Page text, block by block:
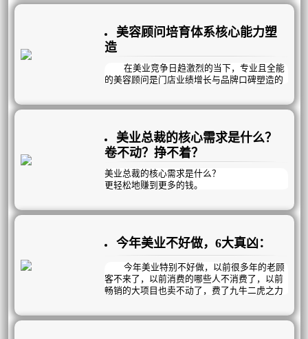
同样的服务内容和产品在不同的美容院价
几十元至上千元不等……。而许多生产企业给
产品订价，也存在成本利润比例失调，再加之
销售环节的层层加价，产品到了终端市场，价
格已无合理性可言。
美容顾问培育体系核心能力塑
造
在美业竞争日趋激烈的当下，专业且全能
的美容顾问是门店业绩增长与品牌口碑塑造的
美业总裁的核心需求是什么？
卷不动？挣不着？
美业总裁的核心需求是什么？
更轻松地赚到更多的钱‌。
但靠短期促销和价格战，无非是透支未来业
真正的破局之道，在于构建可持续的自循环盈
利模式！
今年美业不好做，6大真凶：
今年美业特别不好做，以前很多年的老顾
客不来了，以前消费的哪些人不消费了，以前
畅销的大项目也卖不动了，费了九牛二虎之力
了，有质量的新客没有了……是什么导致的？